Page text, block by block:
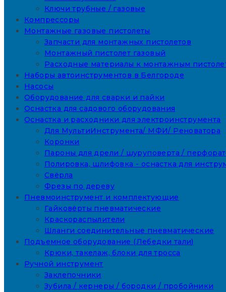
Ключи трубные / газовые
Компрессоры
Монтажные газовые пистолеты
Запчасти для монтажных пистолетов
Монтажный пистолет газовый
Расходные материалы к монтажным
Наборы автоинструментов в Белгороде
Насосы
Оборудование для сварки и пайки
Оснастка для садового оборудования
Оснастка и расходники для электроинструмента
Для МультиИнструмента/ МФИ/ Реноватора
Коронки
Пароны для дрели / шуруповерта /
Полировка, шлифовка - оснастка для
Свёрла
Фрезы по дереву
Пневмоинструмент и комплектующие
Гайковёрты пневматические
Краскораспылители
Шланги соединительные пневматические
Подъемное оборудование (Лебедки тали)
Крюки, такелаж, блоки для тросса
Ручной инструмент
Заклепочники
Зубила / кернеры / бородки / пробойники